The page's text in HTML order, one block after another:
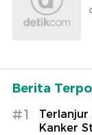
Berita
#1
Terlanjur
Kanker